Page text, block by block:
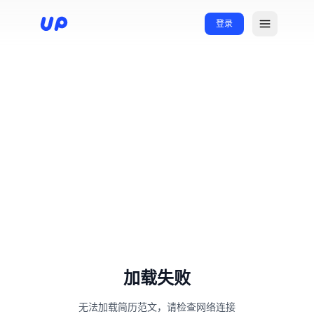
登录
加载失败
无法加载简历范文，请检查网络连接